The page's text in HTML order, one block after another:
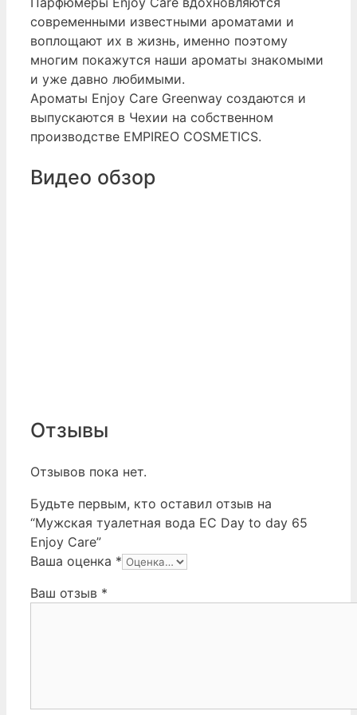
современными известными ароматами и
воплощают их в жизнь, именно поэтому
многим покажутся наши ароматы знакомыми
и уже давно любимыми.
Ароматы Enjoy Care Greenway создаются и
выпускаются в Чехии на собственном
производстве EMPIREO COSMETICS.
Видео обзор
Отзывы
Отзывов пока нет.
Будьте первым, кто оставил отзыв на
“Мужская туалетная вода EC Day to day 65
Enjoy Care”
Ваша оценка *
Ваш отзыв *